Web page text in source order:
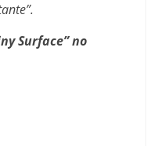
Surface” no